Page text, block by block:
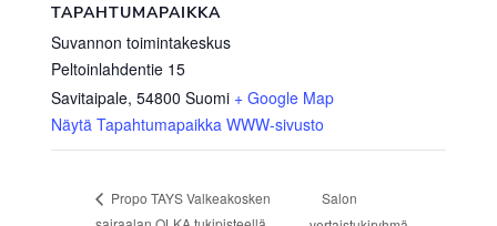
TAPAHTUMAPAIKKA
Suvannon toimintakeskus
Peltoinlahdentie 15
Savitaipale, 54800 Suomi + Google Map
Näytä Tapahtumapaikka WWW-sivusto
Propo TAYS Valkeakosken
Salon